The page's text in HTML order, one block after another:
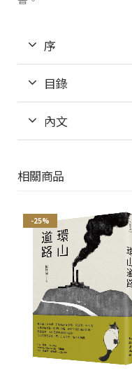
序
目錄
內文
相關商品
-25%